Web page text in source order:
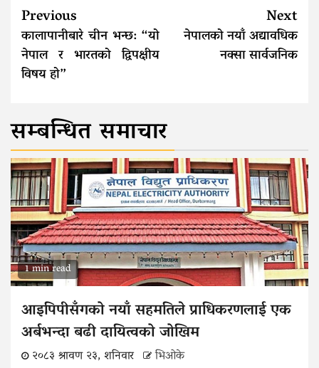
Continue
Reading
Previous
कालापानीबारे चीन भन्छ: “यो
नेपाल र भारतको द्विपक्षीय
विषय हो”
Next
नेपालको नयाँ अद्यावधिक
नक्सा सार्वजनिक
सम्बन्धित समाचार
1 min read
आइपिपीसँगको नयाँ सहमतिले प्राधिकरणलाई एक
अर्बभन्दा बढी दायित्वको जोखिम
२०८३ श्रावण २३, शनिवार भिओके